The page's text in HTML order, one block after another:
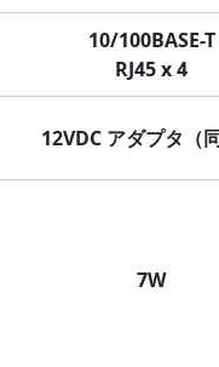
10/100BASE-T
RJ45 x 4
12VDC アダプタ（
7W